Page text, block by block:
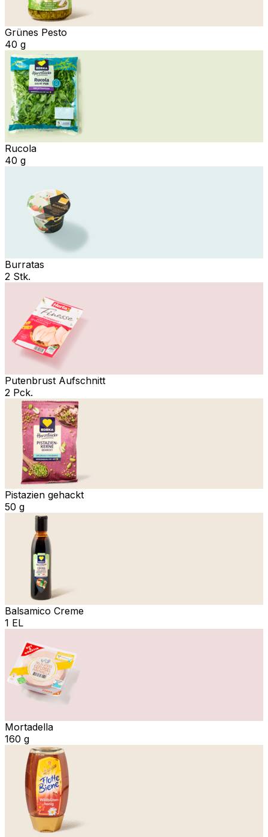
Grünes Pesto
40 g
Rucola
40 g
Burratas
2 Stk.
Putenbrust Aufschnitt
2 Pck.
Pistazien gehackt
50 g
Balsamico Creme
1 EL
Mortadella
160 g